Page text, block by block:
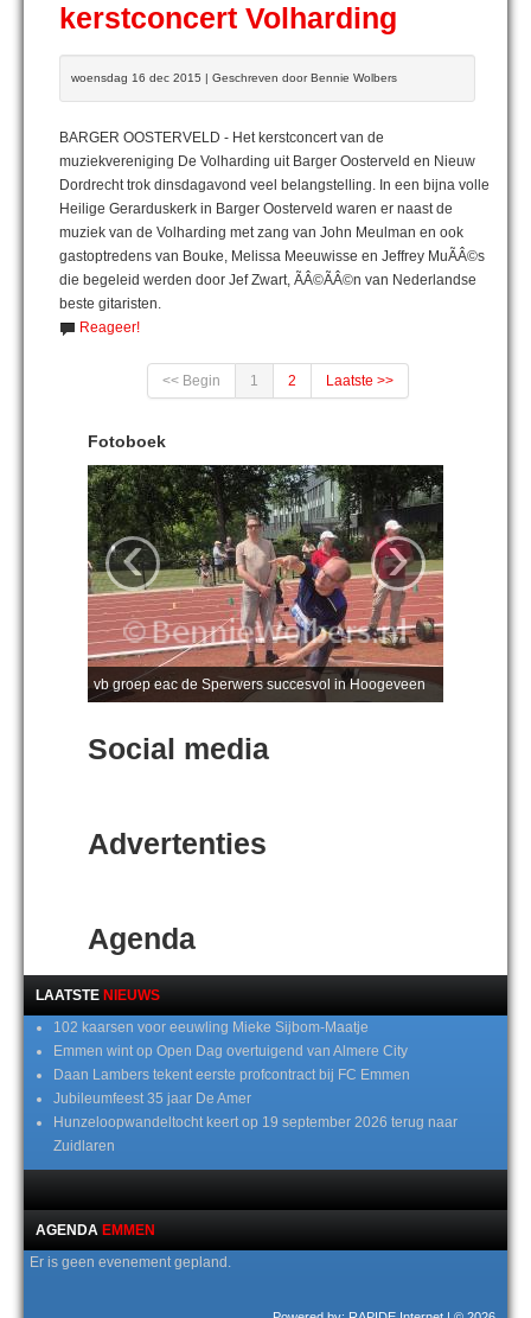
kerstconcert Volharding
woensdag 16 dec 2015 | Geschreven door Bennie Wolbers
BARGER OOSTERVELD - Het kerstconcert van de
muziekvereniging De Volharding uit Barger Oosterveld en Nieuw
Dordrecht trok dinsdagavond veel belangstelling. In een bijna volle
Heilige Gerarduskerk in Barger Oosterveld waren er naast de
muziek van de Volharding met zang van John Meulman en ook
gastoptredens van Bouke, Melissa Meeuwisse en Jeffrey MuÃÂ©s
die begeleid werden door Jef Zwart, ÃÂ©ÃÂ©n van Nederlandse
beste gitaristen.
Reageer!
<< Begin 1 2 Laatste >>
Fotoboek
vb groep eac de Sperwers succesvol in Hoogeveen
‹ ›
Social media
Advertenties
Agenda
LAATSTE NIEUWS
102 kaarsen voor eeuwling Mieke Sijbom-Maatje
Emmen wint op Open Dag overtuigend van Almere City
Daan Lambers tekent eerste profcontract bij FC Emmen
Jubileumfeest 35 jaar De Amer
Hunzeloopwandeltocht keert op 19 september 2026 terug naar
Zuidlaren
AGENDA EMMEN
Er is geen evenement gepland.